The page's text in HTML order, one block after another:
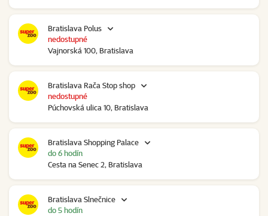
Bratislava Polus
Vajnorská 100, Bratislava
nedostupné
Bratislava Rača Stop shop
Púchovská ulica 10, Bratislava
nedostupné
Bratislava Shopping Palace
Cesta na Senec 2, Bratislava
do 6 hodín
Bratislava Slnečnice
do 5 hodín